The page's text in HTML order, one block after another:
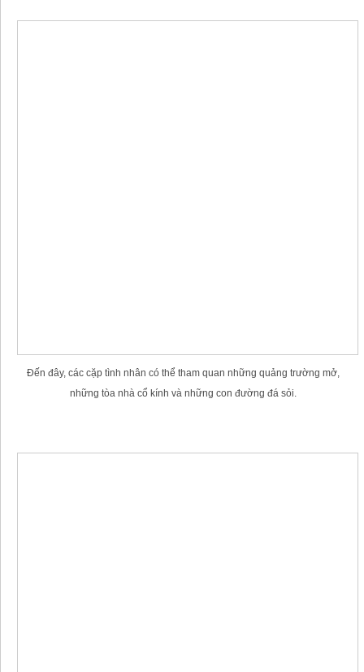
Đến đây, các cặp tình nhân có thể tham quan những quảng trường mở,
những tòa nhà cổ kính và những con đường đá sỏi.